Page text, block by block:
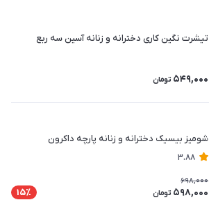
تیشرت نگین کاری دخترانه و زنانه آسین سه ربع
549,000 تومان
شومیز بیسیک دخترانه و زنانه پارچه داکرون
3.88
698,000
598,000 تومان 15٪